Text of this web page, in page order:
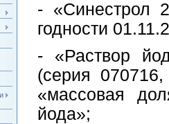
- «Синестрол
годности
- «Раствор
(серия
«массовая
йода»;